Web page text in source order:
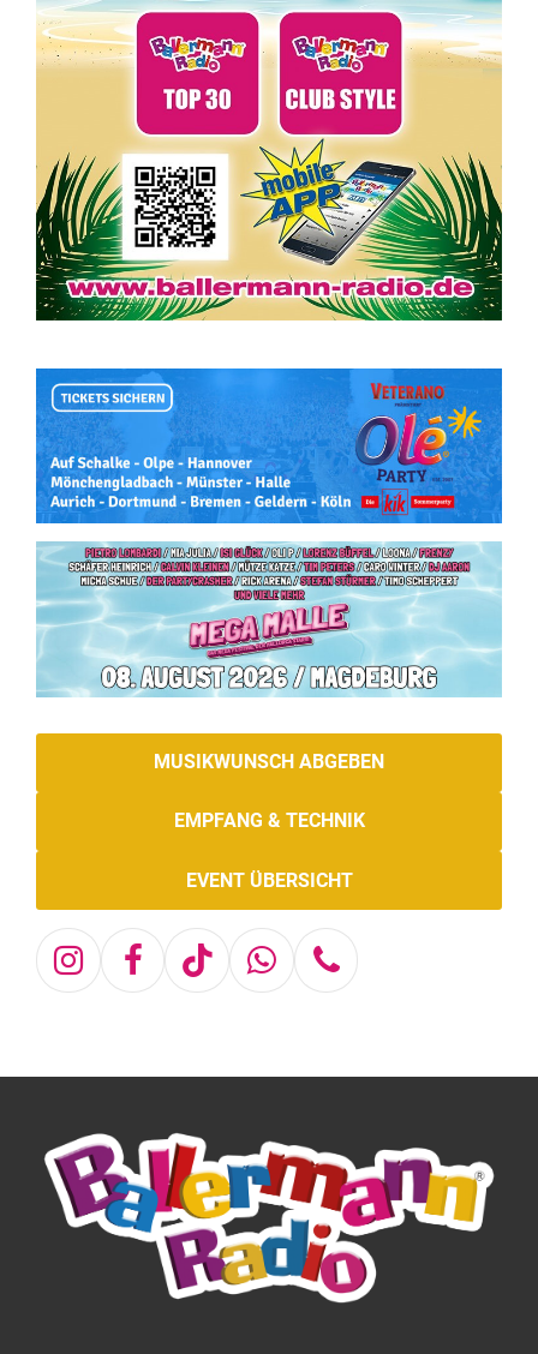
MUSIKWUNSCH ABGEBEN
EMPFANG & TECHNIK
EVENT ÜBERSICHT
Instagram
Facebook
TiktokWhatsapp
Telefon